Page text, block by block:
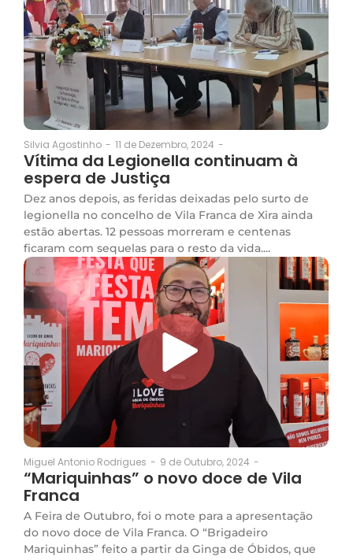
Silvia Agostinho - 11 de Dezembro, 2024 -
Vítima da Legionella continuam à
espera de Justiça
Dez anos depois, as feridas deixadas pelo surto de
legionella no concelho de Vila Franca de Xira ainda
estão abertas. 12 pessoas morreram e centenas
ficaram com sequelas para o resto da vida....
Miguel Antonio Rodrigues - 9 de Outubro, 2024 -
“Mariquinhas” o novo doce de Vila
Franca
A Feira de Outubro, foi o mote para a apresentação
do novo doce de Vila Franca. O “Brigadeiro
Mariquinhas” feito a partir da Ginga de Óbidos, que